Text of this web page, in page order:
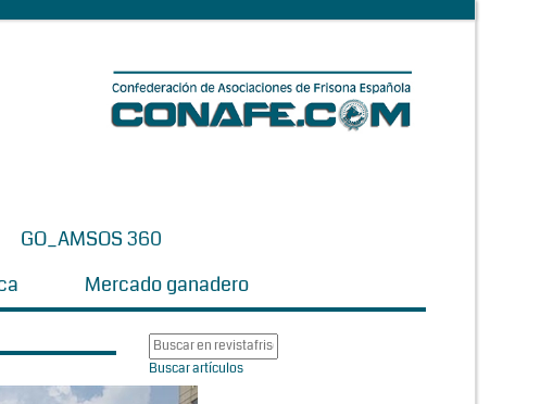
GO_AMSOS 360
Mercado ganadero
Buscar artículos